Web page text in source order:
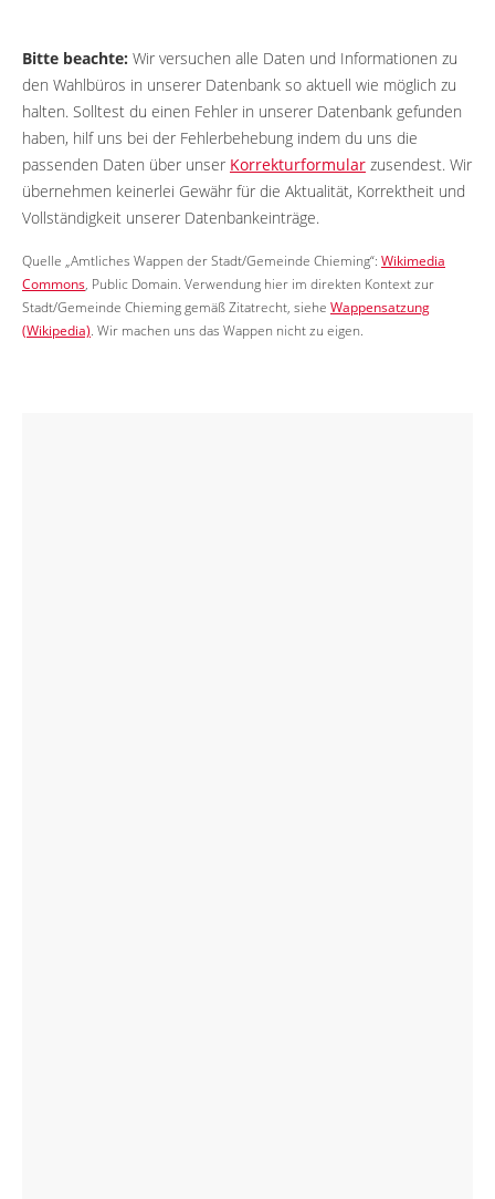
Bitte beachte: Wir versuchen alle Daten und Informationen zu
den Wahlbüros in unserer Datenbank so aktuell wie möglich zu
halten. Solltest du einen Fehler in unserer Datenbank gefunden
haben, hilf uns bei der Fehlerbehebung indem du uns die
passenden Daten über unser Korrekturformular zusendest. Wir
übernehmen keinerlei Gewähr für die Aktualität, Korrektheit und
Vollständigkeit unserer Datenbankeinträge.
Quelle „Amtliches Wappen der Stadt/Gemeinde Chieming“: Wikimedia
Commons, Public Domain. Verwendung hier im direkten Kontext zur
Stadt/Gemeinde Chieming gemäß Zitatrecht, siehe Wappensatzung
(Wikipedia). Wir machen uns das Wappen nicht zu eigen.